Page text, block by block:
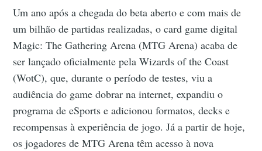
Um ano após a chegada do beta aberto e com mais de
um bilhão de partidas realizadas, o card game digital
Magic: The Gathering Arena (MTG Arena) acaba de
ser lançado oficialmente pela Wizards of the Coast
(WotC), que, durante o período de testes, viu a
audiência do game dobrar na internet, expandiu o
programa de eSports e adicionou formatos, decks e
recompensas à experiência de jogo. Já a partir de hoje,
os jogadores de MTG Arena têm acesso à nova